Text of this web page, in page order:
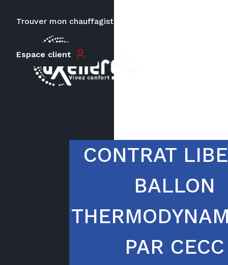
Trouver mon chauffagiste
Espace client
CONTRAT
BALLON
PAR CECC
Le prix peut varier en fonction de